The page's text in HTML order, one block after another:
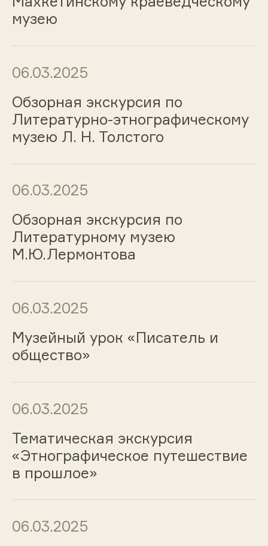
музею
06.03.2025
Обзорная экскурсия по
Литературно-этнографическому
музею Л. Н. Толстого
06.03.2025
Обзорная экскурсия по
Литературному музею
М.Ю.Лермонтова
06.03.2025
Музейный урок «Писатель и
общество»
06.03.2025
Тематическая экскурсия
«Этнографическое путешествие
в прошлое»
06.03.2025